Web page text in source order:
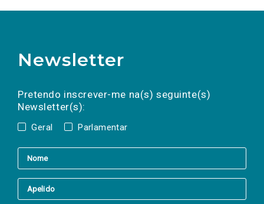
Newsletter
Pretendo inscrever-me na(s) seguinte(s)
Newsletter(s):
Geral Parlamentar
a(s) newsletter(s).
mail